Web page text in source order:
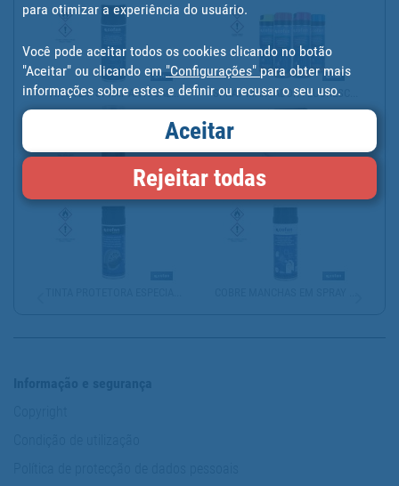
TINTA EM SPRAY ANTÍ CAL... SPRAY MARCADOR FLUORESC...
VERNIZ EM SPRAY | BRILH...
para otimizar a experiência do usuário.
Você pode aceitar todos os cookies clicando no botão
"Aceitar" ou clicando em "Configurações" para obter mais
informações sobre estes e definir ou recusar o seu uso.
Aceitar
Rejeitar todas